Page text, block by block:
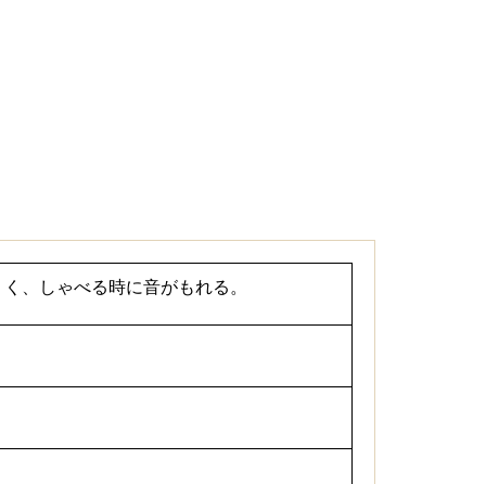
、しゃべる時に音がもれる。